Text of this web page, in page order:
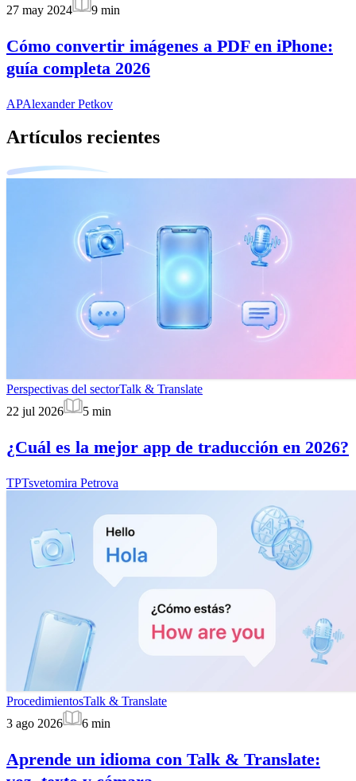
27 may 2024
9 min
Cómo convertir imágenes a PDF en iPhone:
guía completa 2026
APAlexander Petkov
Artículos recientes
Perspectivas del sectorTalk & Translate
22 jul 2026
5 min
¿Cuál es la mejor app de traducción en 2026?
TPTsvetomira Petrova
ProcedimientosTalk & Translate
3 ago 2026
6 min
Aprende un idioma con Talk & Translate: